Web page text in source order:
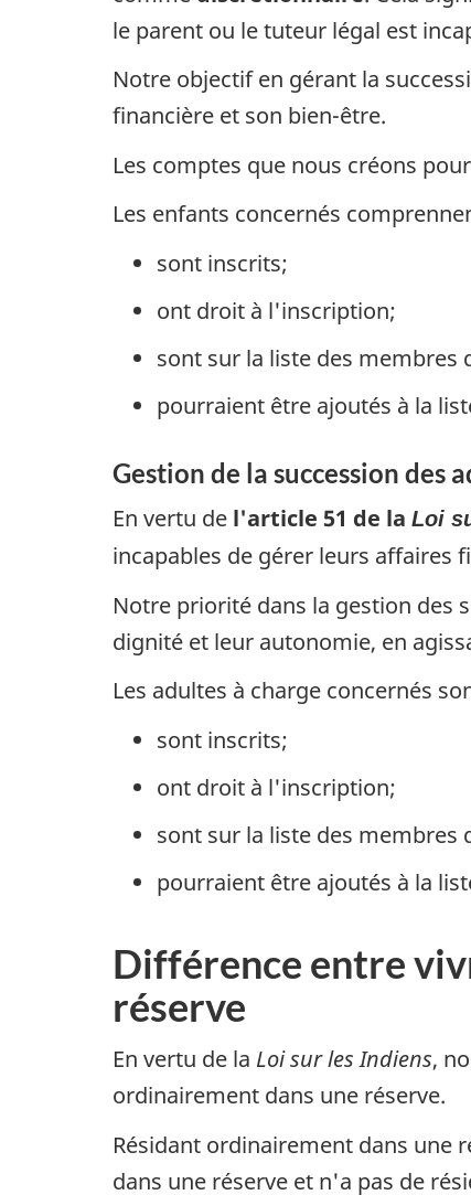
le parent ou le tuteur légal est
Notre objectif en gérant la
financière et son bien-être.
Les comptes que nous créons
Les enfants concernés
sont inscrits;
ont droit à l'inscription;
sont sur la liste des
pourraient être ajoutés à la
Gestion de la succession des
En vertu de l'article 51 de la Loi
incapables de gérer leurs affaires
Notre priorité dans la gestion des
dignité et leur autonomie, en
Les adultes à charge concernés
sont inscrits;
ont droit à l'inscription;
sont sur la liste des
pourraient être ajoutés à la
Différence entre
réserve
En vertu de la Loi sur les Indiens,
ordinairement dans une réserve.
Résidant ordinairement dans
dans une réserve et n'a pas de